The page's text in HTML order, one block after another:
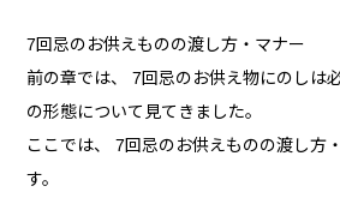
7回忌のお供えものの渡し方・マナー
前の章では、 7回忌のお供え物にのしは
の形態について見てきました。
ここでは、 7回忌のお供えものの渡し方
す。